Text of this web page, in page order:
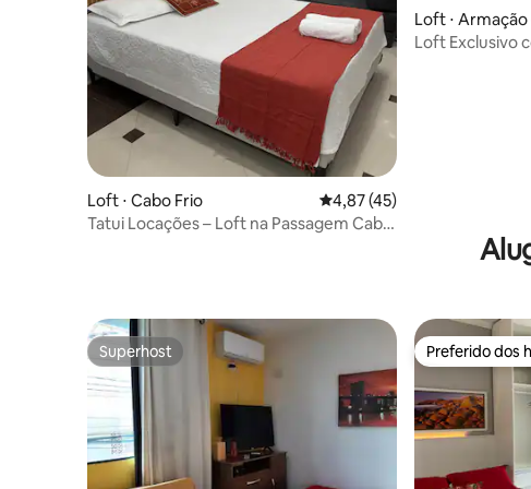
Loft ⋅ Cabo Frio 4,87 de uma avaliação
4,87 (45)
Tatui Locações – Loft na Passagem Cabo
Loft ⋅
Loft Exclusivo
Superhost
Superhost Preferido dos
Preferido dos